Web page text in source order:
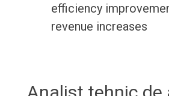
efficiency
revenue increases